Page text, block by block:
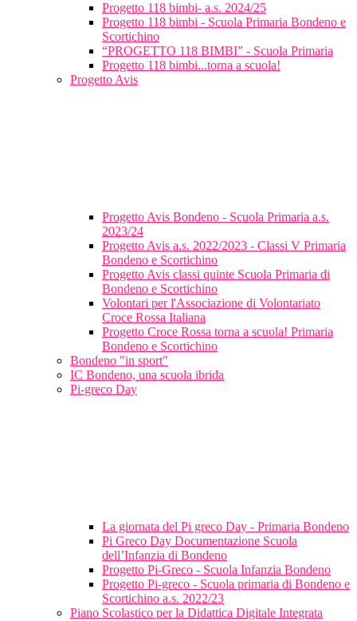
Progetto 118 bimbi- a.s. 2024/25
Progetto 118 bimbi - Scuola Primaria Bondeno e
Scortichino
“PROGETTO 118 BIMBI” - Scuola Primaria
Progetto 118 bimbi...torna a scuola!
Progetto Avis
Progetto Avis Bondeno - Scuola Primaria a.s.
2023/24
Progetto Avis a.s. 2022/2023 - Classi V Primaria
Bondeno e Scortichino
Progetto Avis classi quinte Scuola Primaria di
Bondeno e Scortichino
Volontari per l'Associazione di Volontariato
Croce Rossa Italiana
Progetto Croce Rossa torna a scuola! Primaria
Bondeno e Scortichino
Bondeno "in sport"
IC Bondeno, una scuola ibrida
Pi-greco Day
La giornata del Pi greco Day - Primaria Bondeno
Pi Greco Day Documentazione Scuola
dell’Infanzia di Bondeno
Progetto Pi-Greco - Scuola Infanzia Bondeno
Progetto Pi-greco - Scuola primaria di Bondeno e
Scortichino a.s. 2022/23
Piano Scolastico per la Didattica Digitale Integrata